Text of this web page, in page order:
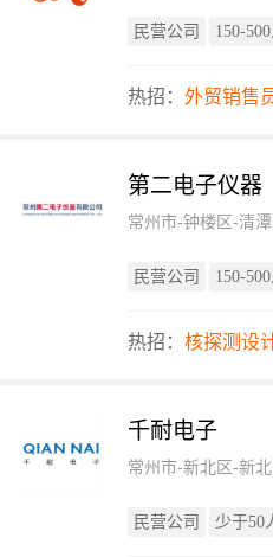
民营公司 150-500
热招： 外贸销售
第二电子仪器
常州市-钟楼区-清潭
民营公司 150-500
热招： 核探测设
千耐电子
常州市-新北区-新
民营公司 少于50